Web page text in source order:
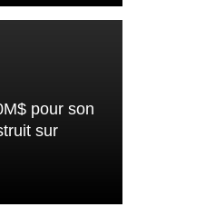
pour son
sur